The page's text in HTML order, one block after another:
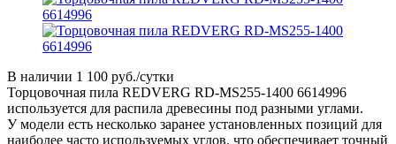
В наличии 1 100 руб./сутки
Торцовочная пила REDVERG RD-MS255-1400 6614996
используется для распила древесины под разными углами.
У модели есть несколько заранее установленных позиций для
наиболее часто используемых углов, что обеспечивает точный